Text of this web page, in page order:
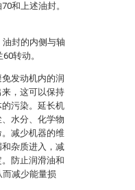
和上述油封。
封的内侧与轴
转动。
发动机内的润
，这可以保持
污染。延长机
水分、化学物
减少机器的维
杂质进入，减
防止润滑油和
减少能量损